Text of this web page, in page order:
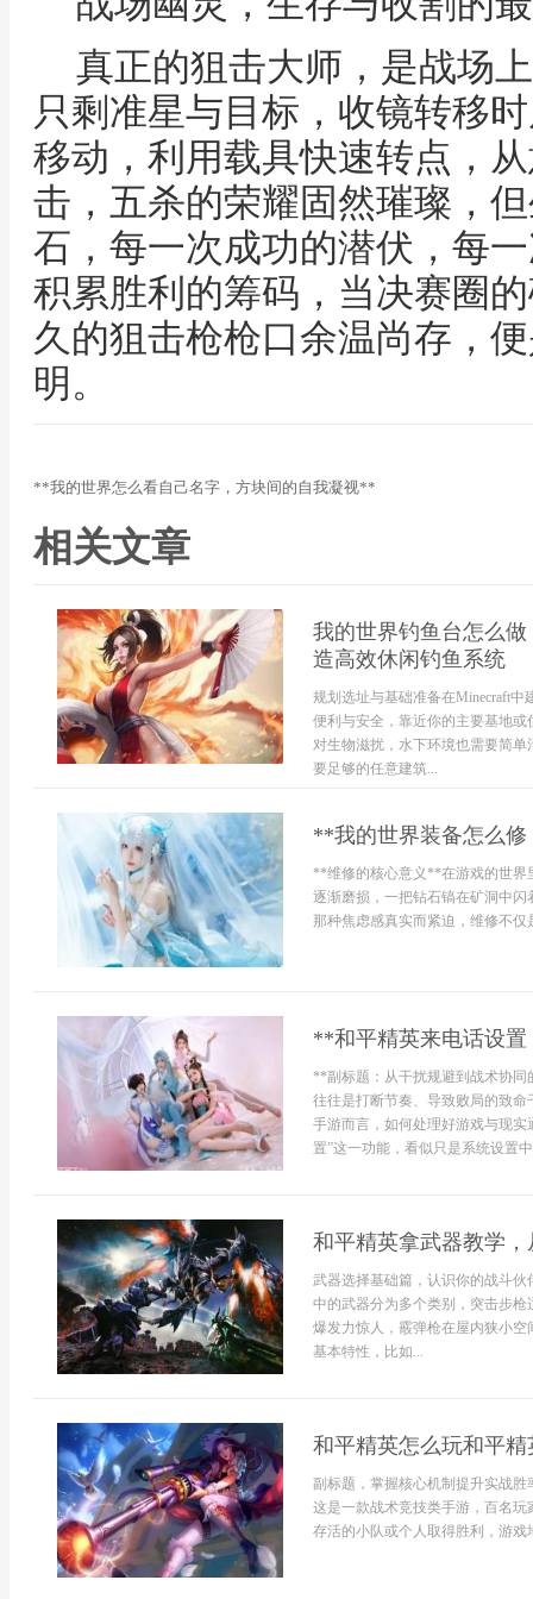
真正的狙击大师，是战场
只剩准星与目标，收镜转移
移动，利用载具快速转点，
击，五杀的荣耀固然璀璨，
石，每一次成功的潜伏，每
积累胜利的筹码，当决赛圈
久的狙击枪枪口余温尚存，
明。
**我的世界怎么看自己名字，方块间的自我凝视**
相关文章
我的世界钓鱼台怎么
造高效休闲钓鱼系统
规划选址与基础准备在Minecraft
便利与安全，靠近你的主要基地
对生物滋扰，水下环境也需要简
要足够的任意建筑...
**我的世界装备怎么
**维修的核心意义**在游戏的世界
逐渐磨损，一把钻石镐在矿洞中
那种焦虑感真实而紧迫，维修不仅
**和平精英来电话设
**副标题：从干扰规避到战术协
往往是打断节奏、导致败局的致
手游而言，如何处理好游戏与现
置”这一功能，看似只是系统设置
和平精英拿武器教学
武器选择基础篇，认识你的战斗
中的武器分为多个类别，突击步
爆发力惊人，霰弹枪在屋内狭小
基本特性，比如...
和平精英怎么玩和平
副标题，掌握核心机制提升实战
这是一款战术竞技类手游，百名
存活的小队或个人取得胜利，游